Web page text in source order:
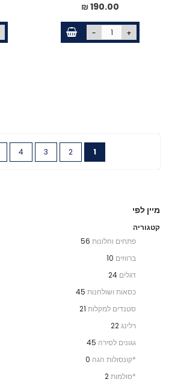
190.00 ₪
- +
דף
You're1 דף
2 דף
3 דף
4
מיין לפי
קטגוריה
פתחים וחלונות 56
ברווזים 10
דגלים 24
כסאות ושולחנות 45
סטנדים למקלות 21
רלינג22
גגונים לסירה 45
*קונסולות הגה 0
*סולמות2